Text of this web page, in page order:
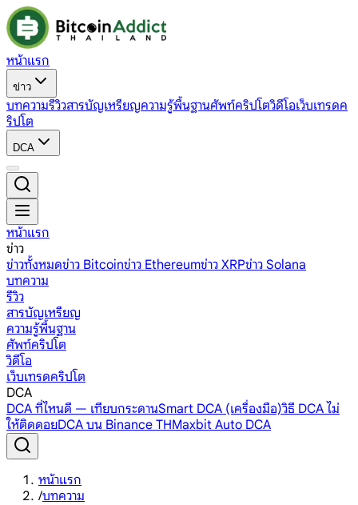
หน้าแรก
ข่าว
บทความรีวิวสารบัญเหรียญความรู้พื้นฐานศัพท์คริปโตวิดีโอเว็บเทรดค
ริปโต
DCA
หน้าแรก
ข่าว
ข่าวทั้งหมดข่าว Bitcoinข่าว Ethereumข่าว XRPข่าว Solana
บทความ
รีวิว
สารบัญเหรียญ
ความรู้พื้นฐาน
ศัพท์คริปโต
วิดีโอ
เว็บเทรดคริปโต
DCA
DCA ที่ไหนดี — เทียบกระดานSmart DCA (เครื่องมือ)วิธี DCA ไม่
ให้ติดดอยDCA บน Binance THMaxbit Auto DCA
หน้าแรก
/บทความ